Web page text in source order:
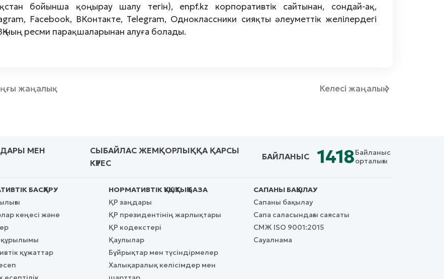
бойынша қоңырау шалу тегін), enpf.kz корпоративтік сайтынан, сондай-ақ,
Facebook, ВКонтакте, Telegram, Одноклассники сияқты әлеуметтік желілердегі
ның ресми парақшаларынан алуға болады.
жаңалық Келесі жаңалық
МЕН
СЫБАЙЛАС ЖЕМҚОРЛЫҚҚА ҚАРСЫ
КҮРЕС
БАЙЛАНЫС 1418Байланыс
орталығы
БАСҚАРУ
кеңесі және
құжаттар
НОРМАТИВТІК ҚҰҚЫҚТЫҚ БАЗА
ҚР заңдары
ҚР президентінің жарлықтары
ҚР кодекстері
Қаулылар
Бұйрықтар мен түсіндірмелер
Халықаралық келісімдер мен
САПАНЫ БАҚЫЛАУ
Сапаны бақылау
Сапа саласындағы саясаты
СМЖ ISO 9001:2015
Сауалнама